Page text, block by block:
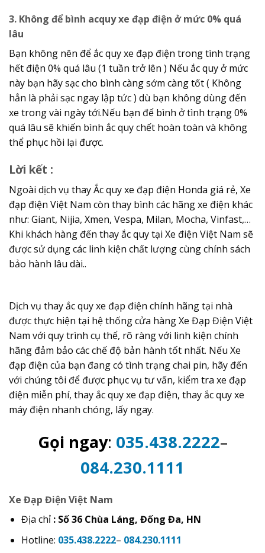
3. Không để bình acquy xe đạp điện ở mức 0% quá
lâu
Bạn không nên để ắc quy xe đạp điện trong tình trạng
hết điện 0% quá lâu (1 tuần trở lên ) Nếu ắc quy ở mức
này bạn hãy sạc cho bình càng sớm càng tốt ( Không
hẳn là phải sạc ngay lập tức ) dù bạn không dùng đến
xe trong vài ngày tới.Nếu bạn để bình ở tình trạng 0%
quá lâu sẽ khiến bình ắc quy chết hoàn toàn và không
thể phục hồi lại được.
Lời kết :
Ngoài dịch vụ thay Ắc quy xe đạp điện Honda giá rẻ, Xe
đạp điện Việt Nam còn thay bình các hãng xe điện khác
như: Giant, Nijia, Xmen, Vespa, Milan, Mocha, Vinfast,…
Khi khách hàng đến thay ắc quy tại Xe điện Việt Nam sẽ
được sử dụng các linh kiện chất lượng cùng chính sách
bảo hành lâu dài..
Dịch vụ thay ắc quy xe đạp điện chính hãng tại nhà
được thực hiện tại hệ thống cửa hàng Xe Đạp Điện Việt
Nam với quy trình cụ thể, rõ ràng với linh kiện chính
hãng đảm bảo các chế độ bản hành tốt nhất. Nếu Xe
đạp điện của bạn đang có tình trạng chai pin, hãy đến
với chúng tôi để được phục vụ tư vấn, kiểm tra xe đạp
điện miễn phí, thay ắc quy xe đạp điện, thay ắc quy xe
máy điện nhanh chóng, lấy ngay.
Gọi ngay: 035.438.2222–
084.230.1111
Xe Đạp Điện Việt Nam
Địa chỉ : Số 36 Chùa Láng, Đống Đa, HN
Hotline: 035.438.2222– 084.230.1111